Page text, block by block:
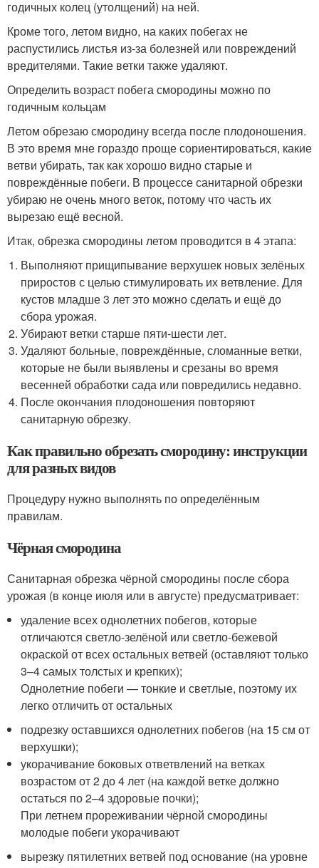
годичных колец (утолщений) на ней.
Кроме того, летом видно, на каких побегах не
распустились листья из-за болезней или повреждений
вредителями. Такие ветки также удаляют.
Определить возраст побега смородины можно по
годичным кольцам
Летом обрезаю смородину всегда после плодоношения.
В это время мне гораздо проще сориентироваться, какие
ветви убирать, так как хорошо видно старые и
повреждённые побеги. В процессе санитарной обрезки
убираю не очень много веток, потому что часть их
вырезаю ещё весной.
Итак, обрезка смородины летом проводится в 4 этапа:
Выполняют прищипывание верхушек новых зелёных
приростов с целью стимулировать их ветвление. Для
кустов младше 3 лет это можно сделать и ещё до
сбора урожая.
Убирают ветки старше пяти-шести лет.
Удаляют больные, повреждённые, сломанные ветки,
которые не были выявлены и срезаны во время
весенней обработки сада или повредились недавно.
После окончания плодоношения повторяют
санитарную обрезку.
Как правильно обрезать смородину: инструкции
для разных видов
Процедуру нужно выполнять по определённым
правилам.
Чёрная смородина
Санитарная обрезка чёрной смородины после сбора
урожая (в конце июля или в августе) предусматривает:
удаление всех однолетних побегов, которые
отличаются светло-зелёной или светло-бежевой
окраской от всех остальных ветвей (оставляют только
3–4 самых толстых и крепких);
Однолетние побеги — тонкие и светлые, поэтому их
легко отличить от остальных
подрезку оставшихся однолетних побегов (на 15 см от
верхушки);
укорачивание боковых ответвлений на ветках
возрастом от 2 до 4 лет (на каждой ветке должно
остаться по 2–4 здоровые почки);
При летнем прореживании чёрной смородины
молодые побеги укорачивают
вырезку пятилетних ветвей под основание (на уровне